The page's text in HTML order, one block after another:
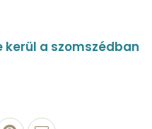
kerül a szomszédban